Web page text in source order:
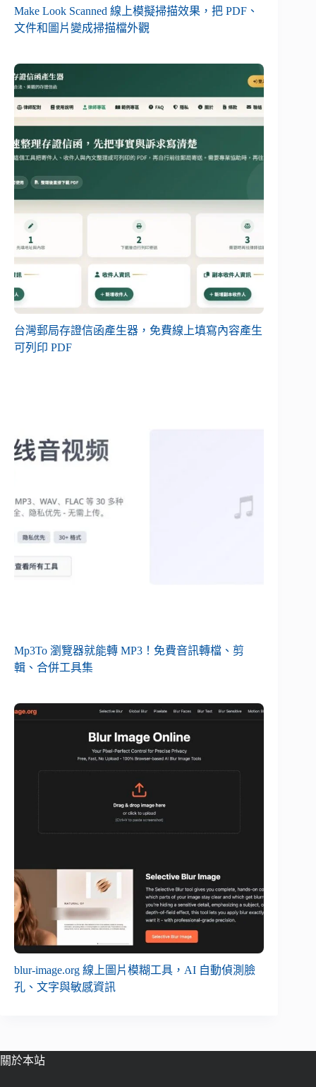
Make Look Scanned 線上模擬掃描效果，把 PDF、
文件和圖片變成掃描檔外觀
台灣郵局存證信函產生器，免費線上填寫內容產生
可列印 PDF
Mp3To 瀏覽器就能轉 MP3！免費音訊轉檔、剪
輯、合併工具集
blur-image.org 線上圖片模糊工具，AI 自動偵測臉
孔、文字與敏感資訊
關於本站